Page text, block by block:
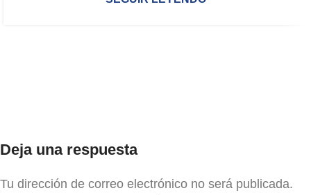
Deja una respuesta
Tu dirección de correo electrónico no será publicada.